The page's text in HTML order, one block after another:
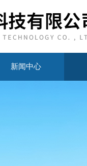
新闻中心